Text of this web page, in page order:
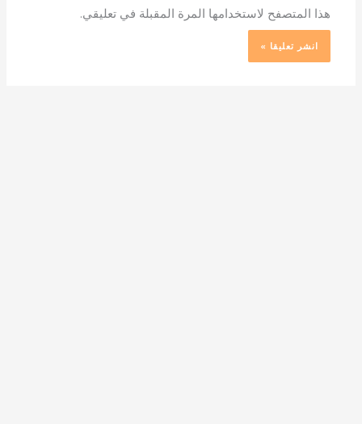
هذا المتصفح لاستخدامها المرة المقبلة في تعليقي.